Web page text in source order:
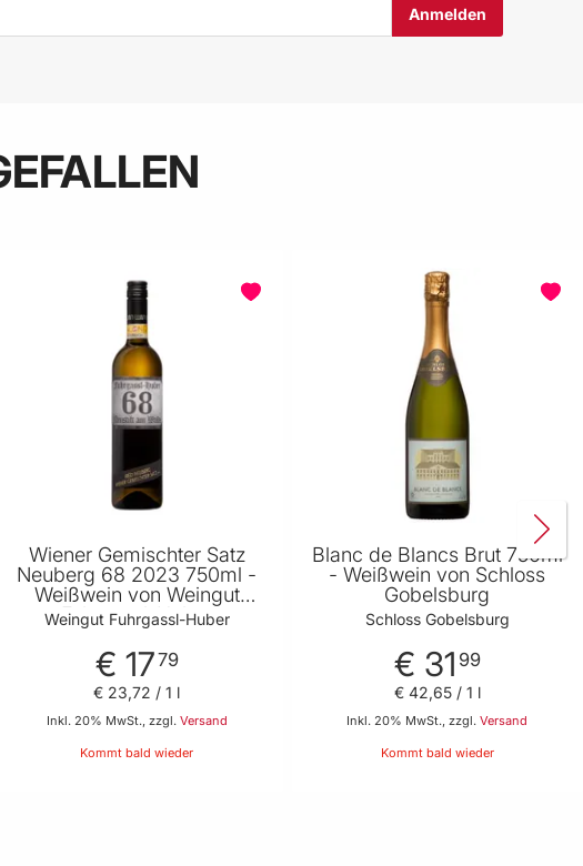
Wiener Gemischter Satz
Neuberg 68 2023 750ml -
Weißwein von Weingut
Fuhrgassl-Huber
Weingut Fuhrgassl-Huber
€ 1779
Inkl. 20% MwSt., zzgl. Versand
€ 23,72 / 1 l
Kommt bald wieder
Blanc de Blancs Brut 750ml
- Weißwein von Schloss
Gobelsburg
Schloss Gobelsburg
€ 31 99
Inkl. 20% MwSt., zzgl.Versand
€ 42,65/ 1 l
Kommt bald wieder